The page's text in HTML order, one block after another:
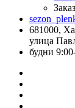
681000,
улица
будни